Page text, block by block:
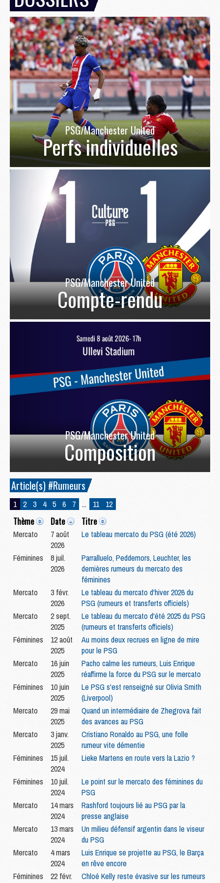
PSG/Manchester United
Perfs individuelles
PSG/Manchester United
Compte-rendu
PSG/Manchester United
Composition
Article(s) #Rumeurs
1 2 3 4 5 6 7 ... 11 12
Thème Date Titre
Mercato
7 août
2026
Le tableau mercato du PSG (été 2026)
Féminines
8 juil.
2026
Parralluelo, Peddemors, Leuchter, les
dernières rumeurs du mercato des
féminines
Mercato
3 févr.
2026
Le tableau du mercato d'hiver 2026 du
PSG (rumeurs et transferts officiels)
Mercato
2 sept.
2025
Le tableau du mercato d'été 2025 du PSG
(rumeurs et transferts officiels)
Féminines
12 août
2025
Au moins deux recrues en ligne de mire
pour le PSG
Mercato
16 juin
2025
Pacho calme les rumeurs, Luis Enrique
réaffirme la force du PSG sur le mercato
Féminines
10 juin
2025
Le PSG s'est renseigné sur Olivia Smith
(Liverpool)
Mercato
29 mai
2025
Quand un intermédiaire de Zhegrova fait
des avances au PSG
Mercato
3 janv.
2025
Cristiano Ronaldo au PSG, une folle
rumeur vite démentie
Féminines
15 juil.
2024
Lieke Martens en route vers la Lazio ?
Féminines
10 juil.
2024
Le point sur le mercato des féminines du
PSG
Mercato
14 mars
2024
Rashford toujours lié au PSG par la
presse anglaise
Mercato
13 mars
2024
Un milieu défensif argentin dans le viseur
du PSG
Mercato
4 mars
2024
Luis Enrique se projette au PSG, le Barça
en rêve encore
Féminines
22 févr.
Chloé Kelly reste évasive sur les rumeurs